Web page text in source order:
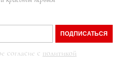
ПОДПИСАТЬСЯ
согласие с политикой